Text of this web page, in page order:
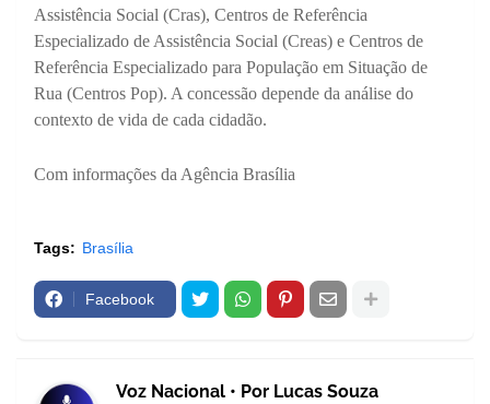
Assistência Social (Cras), Centros de Referência
Especializado de Assistência Social (Creas) e Centros de
Referência Especializado para População em Situação de
Rua (Centros Pop). A concessão depende da análise do
contexto de vida de cada cidadão.
Com informações da Agência Brasília
Tags: Brasília
Facebook
Voz Nacional • Por Lucas Souza